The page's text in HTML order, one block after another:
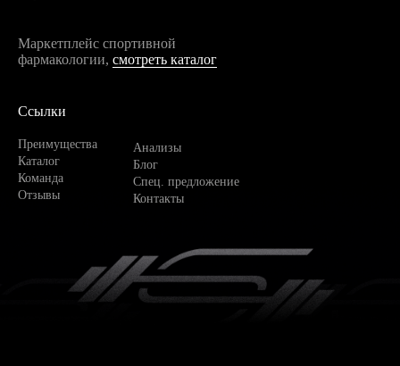
Маркетплейс спортивной
фармакологии, смотреть каталог
Ссылки
Преимущества
Каталог
Команда
Отзывы
Анализы
Блог
Спец. предложение
Контакты